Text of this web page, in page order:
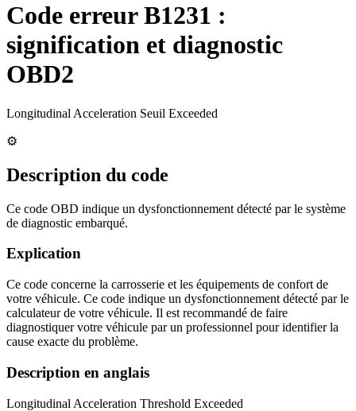
Code erreurB1231 :
signification et diagnostic
OBD2
Longitudinal Acceleration Seuil Exceeded
⚙️
Description du code
Ce code OBD indique un dysfonctionnement détecté par le système
de diagnostic embarqué.
Explication
Ce code concerne la carrosserie et les équipements de confort de
votre véhicule. Ce code indique un dysfonctionnement détecté par le
calculateur de votre véhicule. Il est recommandé de faire
diagnostiquer votre véhicule par un professionnel pour identifier la
cause exacte du problème.
Description en anglais
Longitudinal Acceleration Threshold Exceeded